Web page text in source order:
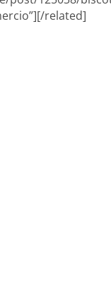
related]